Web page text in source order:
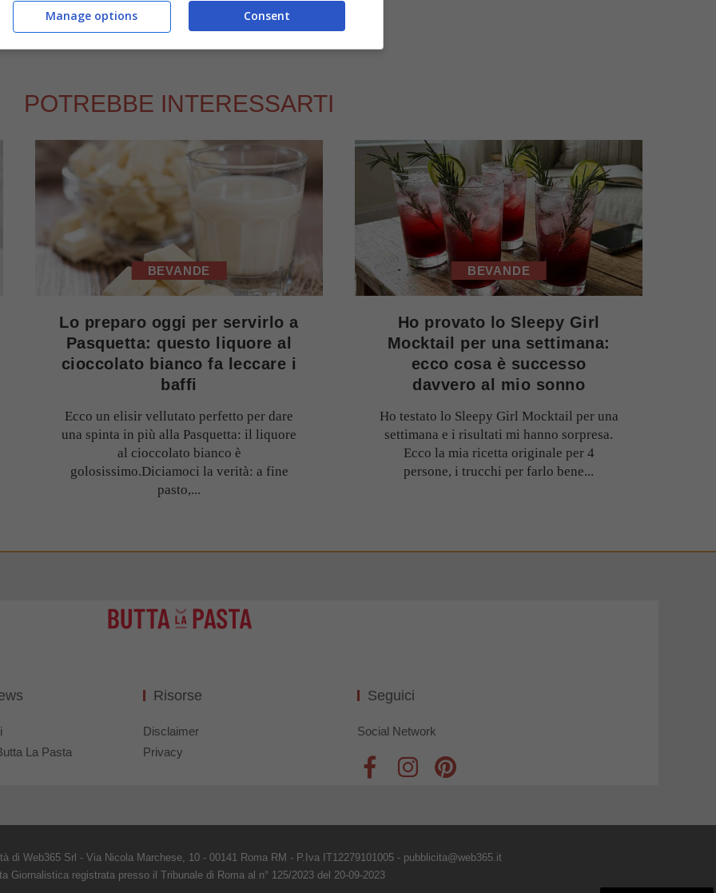
dal 2008 al 2013, spaziando tra tutte le tipologie di ricette,
tradizione regionale.
POTREBBE INTERESSARTI
BEVANDE
Lo preparo oggi per servirlo a
Pasquetta: questo liquore al
cioccolato bianco fa leccare i
baffi
Ecco un elisir vellutato perfetto per dare
una spinta in più alla Pasquetta: il liquore
al cioccolato bianco è
golosissimo.Diciamoci la verità: a fine
pasto,...
BEVANDE
Ho provato lo Sleepy Girl
Mocktail per una settimana:
ecco cosa è successo
davvero al mio sonno
Ho testato lo Sleepy Girl Mocktail per una
settimana e i risultati mi hanno sorpresa.
Ecco la mia ricetta originale per 4
persone, i trucchi per farlo bene...
La Pasta
Risorse
Disclaimer
Privacy
Seguici
Social Network
di Web365 Srl - Via Nicola Marchese, 10 - 00141 Roma RM - P.Iva IT12279101005 - pubblicita@web365.it
Giornalistica registrata presso il Tribunale di Roma al n° 125/2023 del 20-09-2023
Consent
Manage options